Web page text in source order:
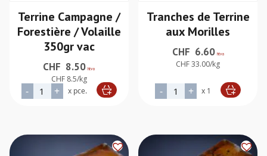
Terrine Campagne /
Forestière / Volaille
350gr vac
CHF 8.50 htva
CHF 8.5/kg
- quantité de Terrine Campagne / Forestière / Volaille 350gr
+ x pce.
Alternative:
Tranches de Terrine
aux Morilles
CHF 6.60 htva
CHF 33.00/kg
- quantité de Tranches de
+ x 1
Alternative: